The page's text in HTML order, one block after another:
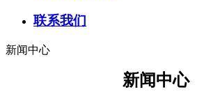
联系我们
新闻中心
新闻中心